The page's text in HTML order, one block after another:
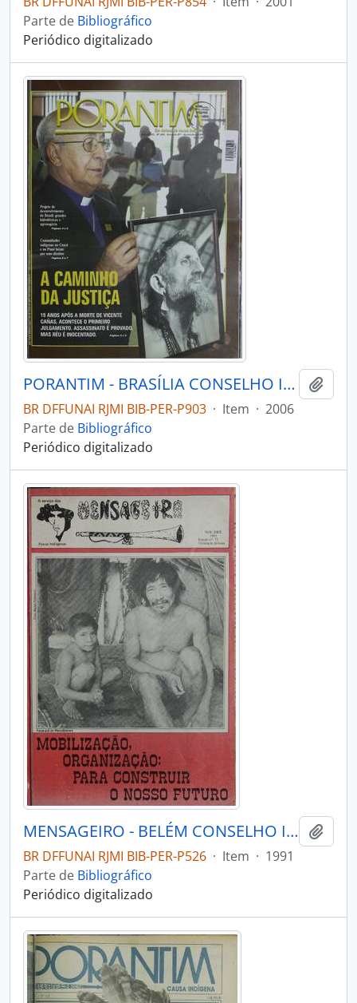
Parte de Bibliográfico
Periódico digitalizado
PORANTIM - BRASÍLIA CONSELHO INDIGENISTA MISSIONÁRIO - 2006 - Nº290
BR DFFUNAI RJMI BIB-PER-P903 · Item · 2006
Parte de Bibliográfico
Periódico digitalizado
MENSAGEIRO - BELÉM CONSELHO INDIGENISTA MISSIONÁRIO - 1991 - Nº72
BR DFFUNAI RJMI BIB-PER-P526 · Item · 1991
Parte de Bibliográfico
Periódico digitalizado